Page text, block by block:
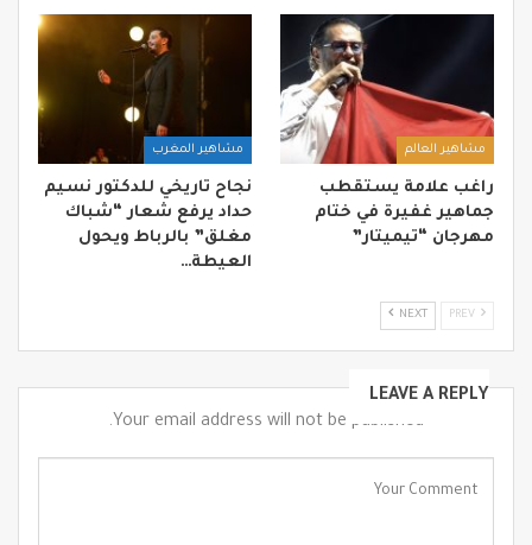
مشاهير العالم
راغب علامة يستقطب
جماهير غفيرة في ختام
مهرجان “تيميتار”
مشاهير المغرب
نجاح تاريخي للدكتور نسيم
حداد يرفع شعار “شباك
مغلق” بالرباط ويحول
العيطة…
NEXT
LEAVE A REPLY
Your email address will not be published.